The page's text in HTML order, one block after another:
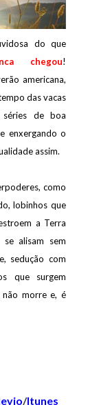
do que
chegou!
americana,
das vacas
séries de boa
enxergando o
assim.
como
lobinhos que
a Terra
alisam sem
sedução com
que surgem
não morre e, é
/Itunes